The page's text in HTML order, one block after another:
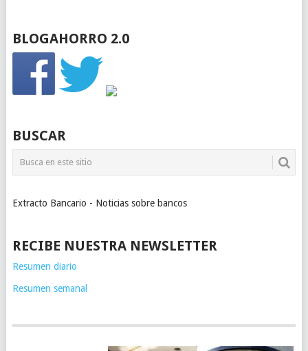
BLOGAHORRO 2.0
BUSCAR
Extracto Bancario - Noticias sobre bancos
RECIBE NUESTRA NEWSLETTER
Resumen diario
Resumen semanal